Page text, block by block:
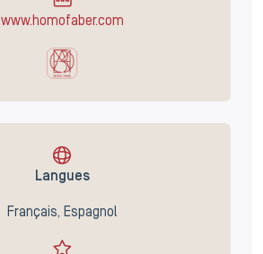
www.homofaber.com
Langues
Français, Espagnol